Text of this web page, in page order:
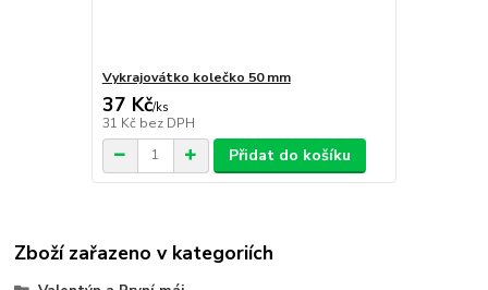
Vykrajovátko kolečko 50 mm
37 Kč/ks
31 Kč bez DPH
Přidat do košíku
Zboží zařazeno v kategoriích